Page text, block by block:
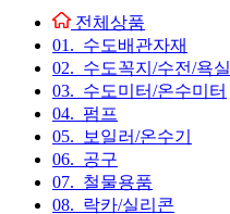
전체상품
01. 수도배관자재
02. 수도꼭지/수전/욕실
03. 수도미터/온수미터
04. 펌프
05. 보일러/온수기
06. 공구
07. 철물용품
08. 락카/실리콘